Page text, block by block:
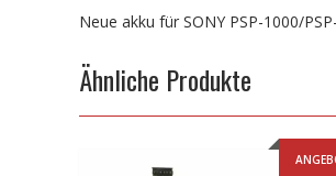
Neue akku für SONY PSP-1000/
Ähnliche Produkte